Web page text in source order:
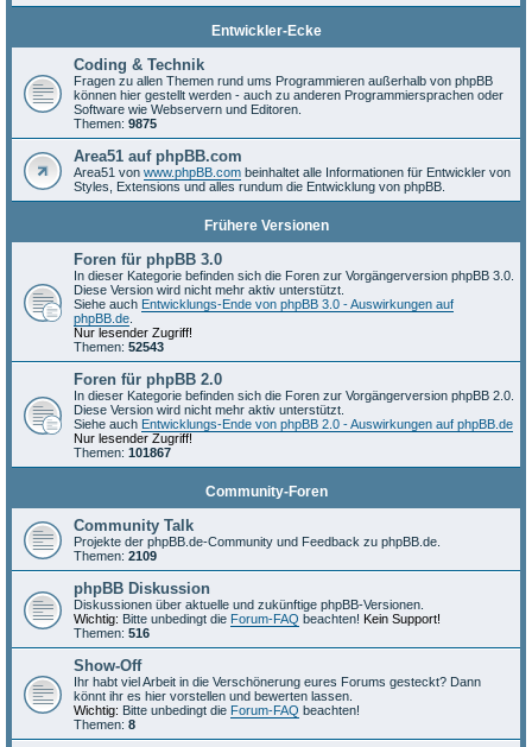
Entwickler-Ecke
Coding & Technik
Fragen zu allen Themen rund ums Programmieren außerhalb von phpBB
können hier gestellt werden - auch zu anderen Programmiersprachen oder
Software wie Webservern und Editoren.
Themen: 9875
Area51 auf phpBB.com
Area51 von www.phpBB.com beinhaltet alle Informationen für Entwickler von
Styles, Extensions und alles rundum die Entwicklung von phpBB.
Frühere Versionen
Foren für phpBB 3.0
In dieser Kategorie befinden sich die Foren zur Vorgängerversion phpBB 3.0.
Diese Version wird nicht mehr aktiv unterstützt.
Siehe auch Entwicklungs-Ende von phpBB 3.0 - Auswirkungen auf
phpBB.de
Nur lesender Zugriff!
Themen: 52543
Foren für phpBB 2.0
In dieser Kategorie befinden sich die Foren zur Vorgängerversion phpBB 2.0.
Diese Version wird nicht mehr aktiv unterstützt.
Siehe auch Entwicklungs-Ende von phpBB 2.0 - Auswirkungen auf phpBB.de
Nur lesender Zugriff!
Themen: 101867
Community-Foren
Community Talk
Projekte der phpBB.de-Community und Feedback zu phpBB.de.
Themen: 2109
phpBB Diskussion
Diskussionen über aktuelle und zukünftige phpBB-Versionen.
Wichtig: Bitte unbedingt die Forum-FAQ beachten! Kein Support!
Themen: 516
Show-Off
Ihr habt viel Arbeit in die Verschönerung eures Forums gesteckt? Dann
könnt ihr es hier vorstellen und bewerten lassen.
Wichtig: Bitte unbedingt die Forum-FAQ beachten!
Themen: 8